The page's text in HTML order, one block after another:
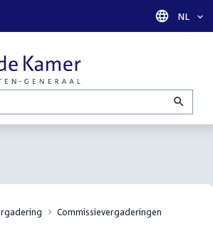
Taal
NL
Commissievergaderingen